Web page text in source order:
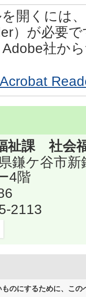
開くには
）が必要
社か
祉課 社会
鎌ケ谷市
4階
2113
のにするために、こ